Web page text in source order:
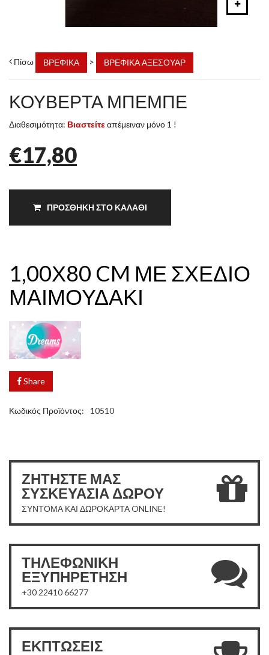
Πίσω ΒΡΕΦΙΚΑ > ΒΡΕΦΙΚΑ ΑΞΕΣΟΥΑΡ
ΚΟΥΒΕΡΤΑ ΜΠΕΜΠΕ
Διαθεσιμότητα: Βιαστείτεαπέμειναν μόνο 1 !
€17,80
ΠΡΟΣΘΗΚΗ ΣΤΟ ΚΑΛΑΘΙ
1,00Χ80 CM ΜΕ ΣΧΕΔΙΟ
ΜΑΙΜΟΥΔΑΚΙ
Share
Κωδικός Προϊόντος: 10510
ΖΗΤΗΣΤΕ ΜΑΣ
ΣΥΣΚΕΥΑΣΙΑ ΔΩΡΟΥ
ΣΥΝΤΟΜΑ ΚΑΙ ΔΩΡΟΚΑΡΤΑ ONLINE!
ΤΗΛΕΦΩΝΙΚΗ
ΕΞΥΠΗΡΕΤΗΣΗ
+30 22410 66277
ΕΚΠΤΩΣΕΙΣ